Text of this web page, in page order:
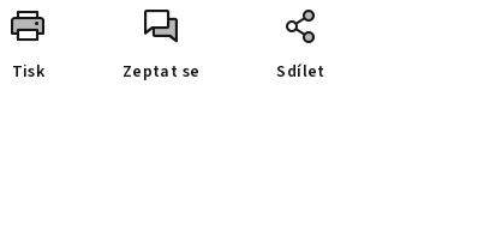
Tisk Zeptat se Sdílet